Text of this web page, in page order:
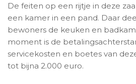
De feiten op een rijtje in deze
een kamer in een pand. Daar
bewoners de keuken en
moment is de
servicekosten en boetes van
tot bijna 2.000 euro.